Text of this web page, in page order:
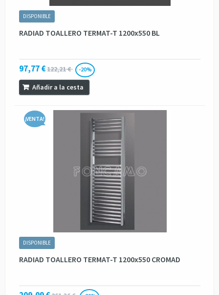
DISPONIBLE
RADIAD TOALLERO TERMAT-T 1200x550 BL
97,77 €122,21 € -20%
Añadir a la cesta
¡VENTA!
DISPONIBLE
RADIAD TOALLERO TERMAT-T 1200x550 CROMAD